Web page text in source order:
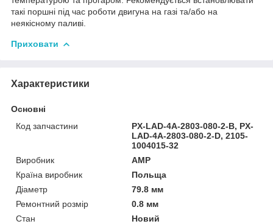
такі поршні під час роботи двигуна на газі та/або на
неякісному паливі.
Приховати
Характеристики
Основні
Код запчастини
PX-LAD-4A-2803-080-2-B, PX-
LAD-4A-2803-080-2-D, 2105-
1004015-32
Виробник
AMP
Країна виробник
Польща
Діаметр
79.8 мм
Ремонтний розмір
0.8 мм
Стан
Новий